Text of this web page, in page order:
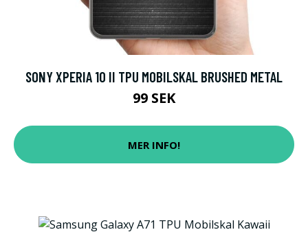
SONY XPERIA 10 II TPU MOBILSKAL BRUSHED METAL
99 SEK
MER INFO!